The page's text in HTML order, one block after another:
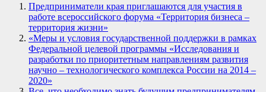
Предприниматели края приглашаются для участия в
работе всероссийского форума «Территория бизнеса –
территория жизни»
«Меры и условия государственной поддержки в рамках
Федеральной целевой программы «Исследования и
разработки по приоритетным направлениям развития
научно – технологического комплекса России на 2014 –
2020»